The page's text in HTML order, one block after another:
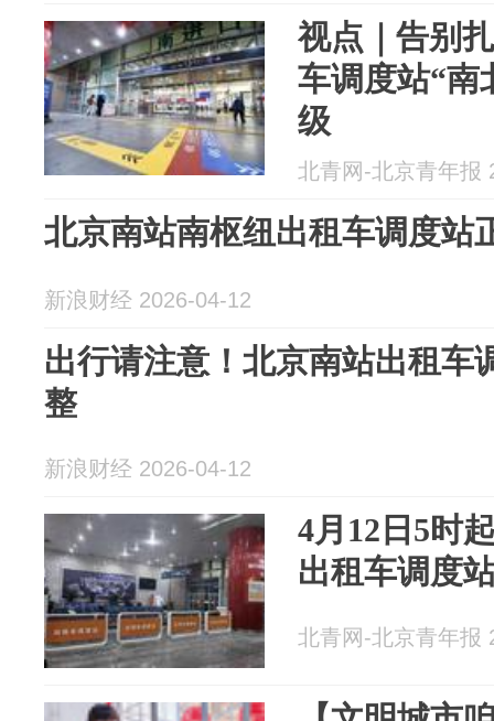
视点｜告别
车调度站“南
级
北青网-北京青年报
北京南站南枢纽出租车调度站
新浪财经 2026-04-12
出行请注意！北京南站出租车
整
新浪财经 2026-04-12
4月12日5时
出租车调度
北青网-北京青年报